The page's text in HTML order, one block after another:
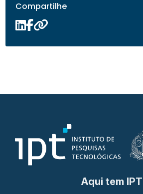
Compartilhe
Aqui tem IPT